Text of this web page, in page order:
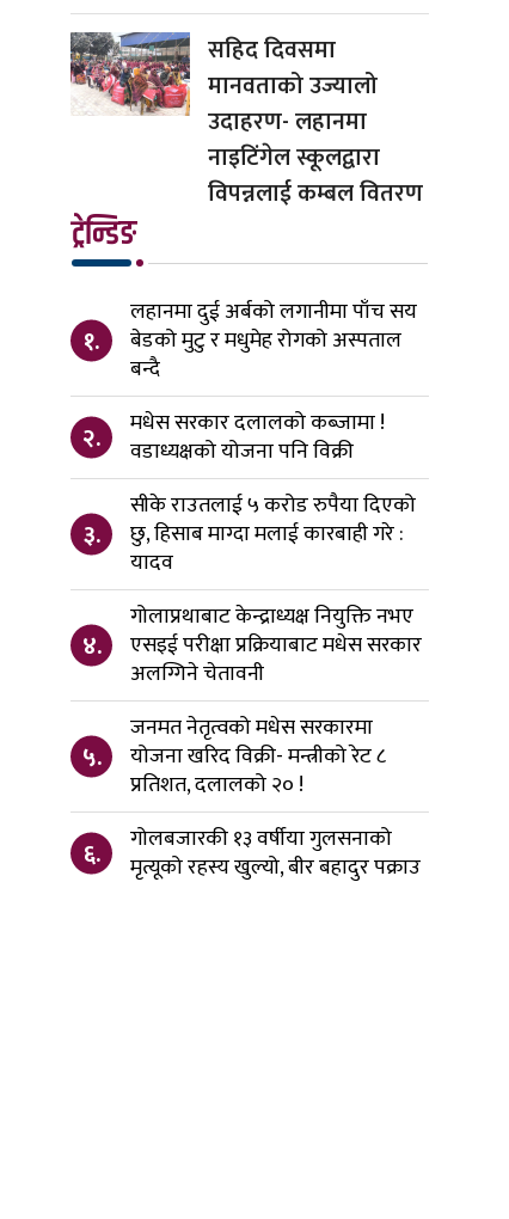
सहिद दिवसमा
मानवताको उज्यालो
उदाहरण- लहानमा
नाइटिंगेल स्कूलद्वारा
विपन्नलाई कम्बल वितरण
ट्रेन्डिङ
१.
लहानमा दुई अर्बको लगानीमा पाँच सय
बेडको मुटु र मधुमेह रोगको अस्पताल
बन्दै
२.
मधेस सरकार दलालको कब्जामा !
वडाध्यक्षको योजना पनि विक्री
३.
सीके राउतलाई ५ करोड रुपैया दिएको
छु, हिसाब माग्दा मलाई कारबाही गरे :
यादव
४.
गोलाप्रथाबाट केन्द्राध्यक्ष नियुक्ति नभए
एसइई परीक्षा प्रक्रियाबाट मधेस सरकार
अलग्गिने चेतावनी
५.
जनमत नेतृत्वको मधेस सरकारमा
योजना खरिद विक्री- मन्त्रीको रेट ८
प्रतिशत, दलालको २० !
६.
गोलबजारकी १३ वर्षीया गुलसनाको
मृत्यूको रहस्य खुल्यो, बीर बहादुर पक्राउ